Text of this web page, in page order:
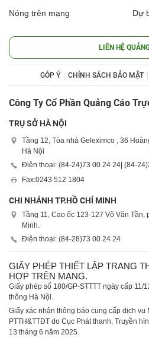
Nóng trên mạng Dự
LIÊN HỆ
GÓP Ý CHÍNH SÁCH BẢO MẬT
Công Ty Cổ Phần Quảng Cáo
TRỤ SỞ HÀ NỘI
Tầng 12, Tòa nhà Geleximco , 36
Hà Nội
Điện thoại: (84-24)73 00 24 24 | (84-24)
Fax:0243 512 1804
CHI NHÁNH TP.HỒ CHÍ MINH
Tầng 11, Cao ốc 123-127 Võ Văn
Minh.
Điện thoại: (84-28)73 00 24 24
GIẤY PHÉP THIẾT LẬP TRANG
HỢP TRÊN MẠNG.
Giấy phép số 180/GP-STTTT ngày cấp 11/
thông Hà Nội.
Giấy xác nhận thông báo cung cấp dịch vụ
PTTH&TTĐT do Cục Phát thanh, Truyền
13 tháng 6 năm 2025.